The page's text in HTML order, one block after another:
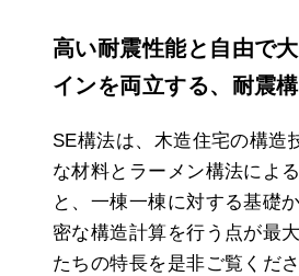
高い耐震性能と自由で
インを両立する、耐震
SE構法は、木造住宅の構造
な材料とラーメン構法によ
と、一棟一棟に対する基礎
密な構造計算を行う点が最
たちの特長を是非ご覧くださ